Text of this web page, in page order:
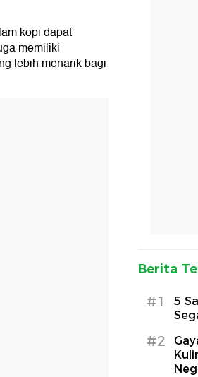
kopi dapat
memiliki
lebih menarik bagi
Berita
#1
5
#2